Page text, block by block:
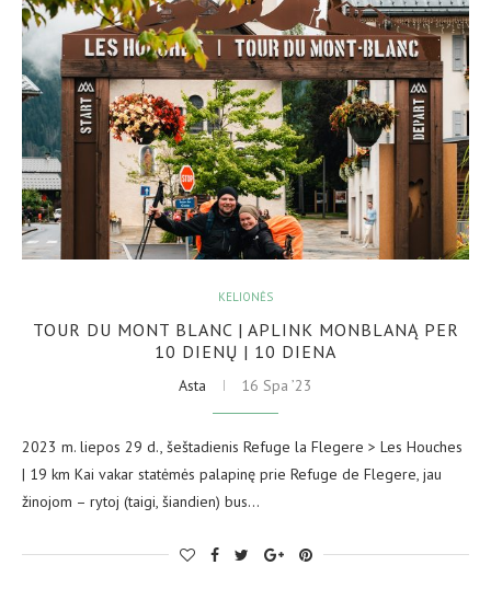
KELIONĖS
TOUR DU MONT BLANC | APLINK MONBLANĄ PER
10 DIENŲ | 10 DIENA
Asta 16 Spa ’23
2023 m. liepos 29 d., šeštadienis Refuge la Flegere > Les Houches
| 19 km Kai vakar statėmės palapinę prie Refuge de Flegere, jau
žinojom – rytoj (taigi, šiandien) bus…